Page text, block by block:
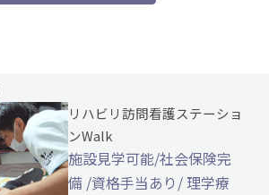
リハビリ訪問看護ステーショ
ンWalk
施設見学可能/社会保険完
備 /資格手当あり/ 理学療